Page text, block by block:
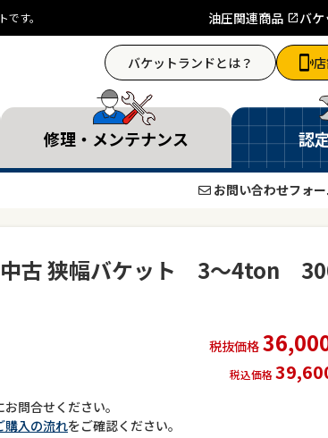
す。 油圧関連商品 バ
バケットランドとは？
修理・メンテナンス 認
お問い合わせフォ
中古 狭幅バケット 3～4ton
税抜価格
税込価格
問合せください。
購入の流れをご確認ください。